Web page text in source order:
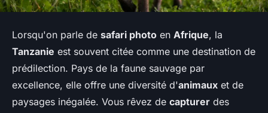
Lorsqu'on parle de safari photo en Afrique, la
Tanzanie est souvent citée comme une destination de
prédilection. Pays de la faune sauvage par
excellence, elle offre une diversité d'animaux et de
paysages inégalée. Vous rêvez de capturer des